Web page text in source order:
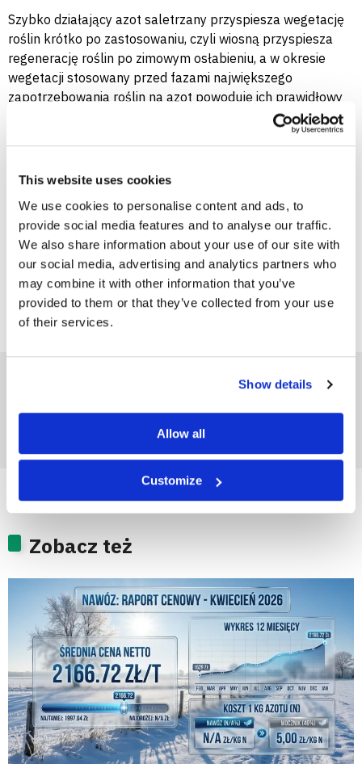
This website uses cookies
We use cookies to personalise content and ads, to
provide social media features and to analyse our traffic.
We also share information about your use of our site with
our social media, advertising and analytics partners who
may combine it with other information that you’ve
provided to them or that they’ve collected from your use
of their services.
Show details
Allow all
Customize
Szybko działający azot saletrzany przyspiesza wegetację
roślin krótko po zastosowaniu, czyli wiosną przyspiesza
regenerację roślin po zimowym osłabieniu, a w okresie
wegetacji stosowany przed fazami największego
zapotrzebowania roślin na azot powoduje ich prawidłowy
wzrost. Azot amonowy nie ulega wymywaniu z gleby, jest
ogranicza nadmierne pobieranie potasu. Płytko
rozwojowych, bardzo dobrze reagują na zawarty w
nawozie wapń i magnez.
Pakowanie i transport Saletrzak 27 makro
Saletrzak 27 makro jest pakowany:
w big bagi o pojemności 500 kg i 25 kg.
Zobacz też